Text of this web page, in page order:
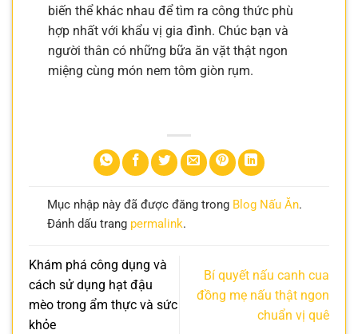
biến thể khác nhau để tìm ra công thức phù
hợp nhất với khẩu vị gia đình. Chúc bạn và
người thân có những bữa ăn vặt thật ngon
miệng cùng món nem tôm giòn rụm.
Mục nhập này đã được đăng trong Blog Nấu Ăn.
Đánh dấu trang permalink.
Khám phá công dụng và
cách sử dụng hạt đậu
mèo trong ẩm thực và sức
khỏe
Bí quyết nấu canh cua
đồng mẹ nấu thật ngon
chuẩn vị quê